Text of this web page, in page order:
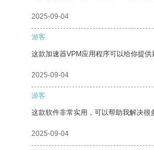
2025-09-04
游客
这款加速器VPM应用程序可以给你提
2025-09-04
游客
这款软件非常实用，可以帮助我解决很
2025-09-04